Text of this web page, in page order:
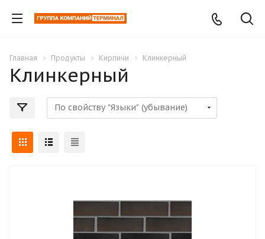
Главная Продукты Кирпичи Клинкерный
Клинкерный